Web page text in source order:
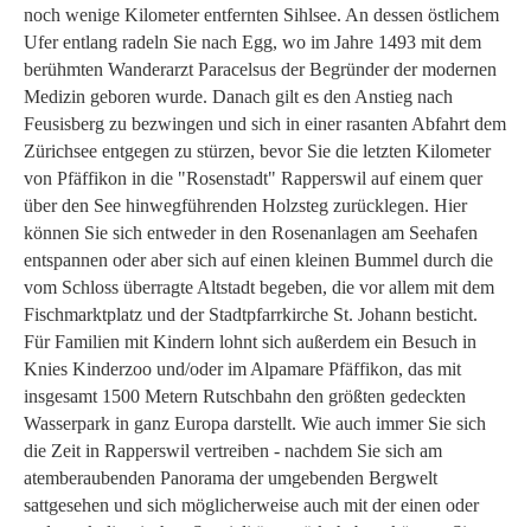
noch wenige Kilometer entfernten Sihlsee. An dessen östlichem
Ufer entlang radeln Sie nach Egg, wo im Jahre 1493 mit dem
berühmten Wanderarzt Paracelsus der Begründer der modernen
Medizin geboren wurde. Danach gilt es den Anstieg nach
Feusisberg zu bezwingen und sich in einer rasanten Abfahrt dem
Zürichsee entgegen zu stürzen, bevor Sie die letzten Kilometer
von Pfäffikon in die "Rosenstadt" Rapperswil auf einem quer
über den See hinwegführenden Holzsteg zurücklegen. Hier
können Sie sich entweder in den Rosenanlagen am Seehafen
entspannen oder aber sich auf einen kleinen Bummel durch die
vom Schloss überragte Altstadt begeben, die vor allem mit dem
Fischmarktplatz und der Stadtpfarrkirche St. Johann besticht.
Für Familien mit Kindern lohnt sich außerdem ein Besuch in
Knies Kinderzoo und/oder im Alpamare Pfäffikon, das mit
insgesamt 1500 Metern Rutschbahn den größten gedeckten
Wasserpark in ganz Europa darstellt. Wie auch immer Sie sich
die Zeit in Rapperswil vertreiben - nachdem Sie sich am
atemberaubenden Panorama der umgebenden Bergwelt
sattgesehen und sich möglicherweise auch mit der einen oder